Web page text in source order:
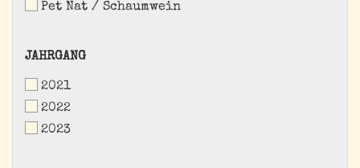
Pet Nat / Schaumwein
JAHRGANG
JAHRGANG
2021
2022
2023